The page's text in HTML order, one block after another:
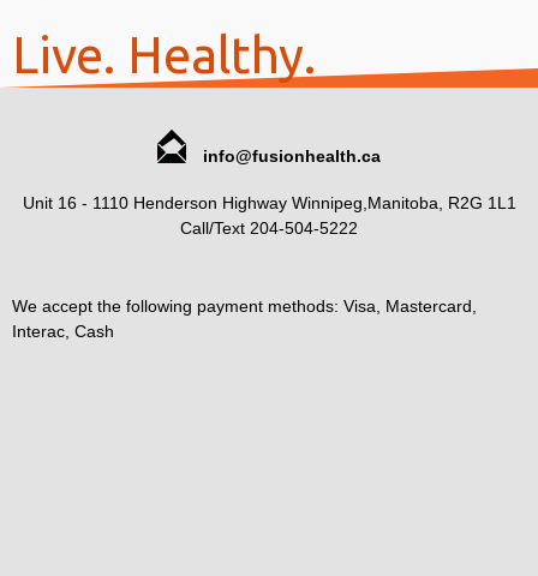
Live. Healthy.
info@fusionhealth.ca
Unit 16 - 1110 Henderson Highway Winnipeg,Manitoba, R2G 1L1
Call/Text 204-504-5222
We accept the following payment methods: Visa, Mastercard,
Interac, Cash